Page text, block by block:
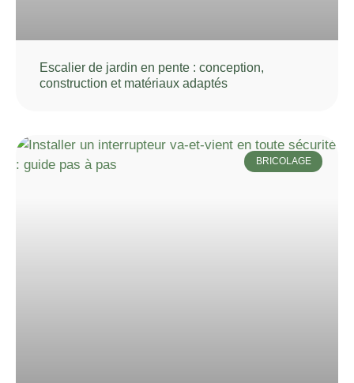
Escalier de jardin en pente : conception,
construction et matériaux adaptés
BRICOLAGE